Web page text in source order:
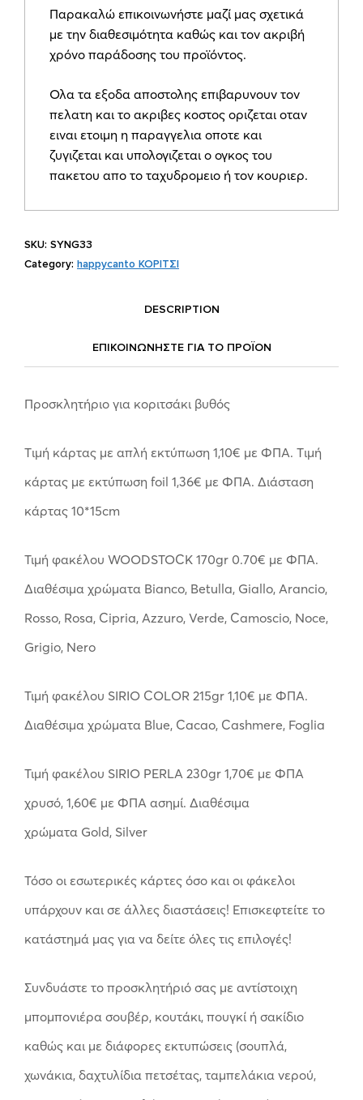
νερά
SYNG33
quantity
Παρακαλώ επικοινωνήστε μαζί μας σχετικά
με την διαθεσιμότητα καθώς και τον ακριβή
χρόνο παράδοσης του προϊόντος.
Ολα τα εξοδα αποστολης επιβαρυνουν τον
πελατη και το ακριβες κοστος οριζεται οταν
ειναι ετοιμη η παραγγελια οποτε και
ζυγιζεται και υπολογιζεται ο ογκος του
πακετου απο το ταχυδρομειο ή τον κουριερ.
SKU: SYNG33
Category: happycanto ΚΟΡΙΤΣΙ
DESCRIPTION
ΕΠΙΚΟΙΝΩΝΗΣΤΕ ΓΙΑ ΤΟ ΠΡΟΪOΝ
Προσκλητήριο για κοριτσάκι βυθός
Tιμή κάρτας με απλή εκτύπωση 1,10€ με ΦΠΑ. Tιμή
κάρτας με εκτύπωση foil 1,36€ με ΦΠΑ. Διάσταση
κάρτας 10*15cm
Τιμή φακέλου WOODSTOCK 170gr 0.70€ με ΦΠΑ.
Διαθέσιμα χρώματα Bianco, Betulla, Giallo, Arancio,
Rosso, Rosa, Cipria, Azzuro, Verde, Camoscio, Noce,
Grigio, Nero
Τιμή φακέλου SIRIO COLOR 215gr 1,10€ με ΦΠΑ.
Διαθέσιμα χρώματα Blue, Cacao, Cashmere, Foglia
Τιμή φακέλου SIRIO PERLA 230gr 1,70€ με ΦΠΑ
χρυσό, 1,60€ με ΦΠΑ ασημί. Διαθέσιμα
χρώματα Gold, Silver
Τόσο οι εσωτερικές κάρτες όσο και οι φάκελοι
υπάρχουν και σε άλλες διαστάσεις! Επισκεφτείτε το
κατάστημά μας για να δείτε όλες τις επιλογές!
Συνδυάστε το προσκλητήριό σας με αντίστοιχη
μπομπονιέρα σουβέρ, κουτάκι, πουγκί ή σακίδιο
καθώς και με διάφορες εκτυπώσεις (σουπλά,
χωνάκια, δαχτυλίδια πετσέτας, ταμπελάκια νερού,